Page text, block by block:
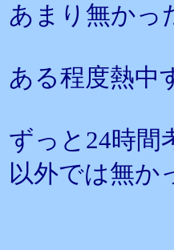
あまり無かっ
ある程度熱中
ずっと24時間
以外では無か